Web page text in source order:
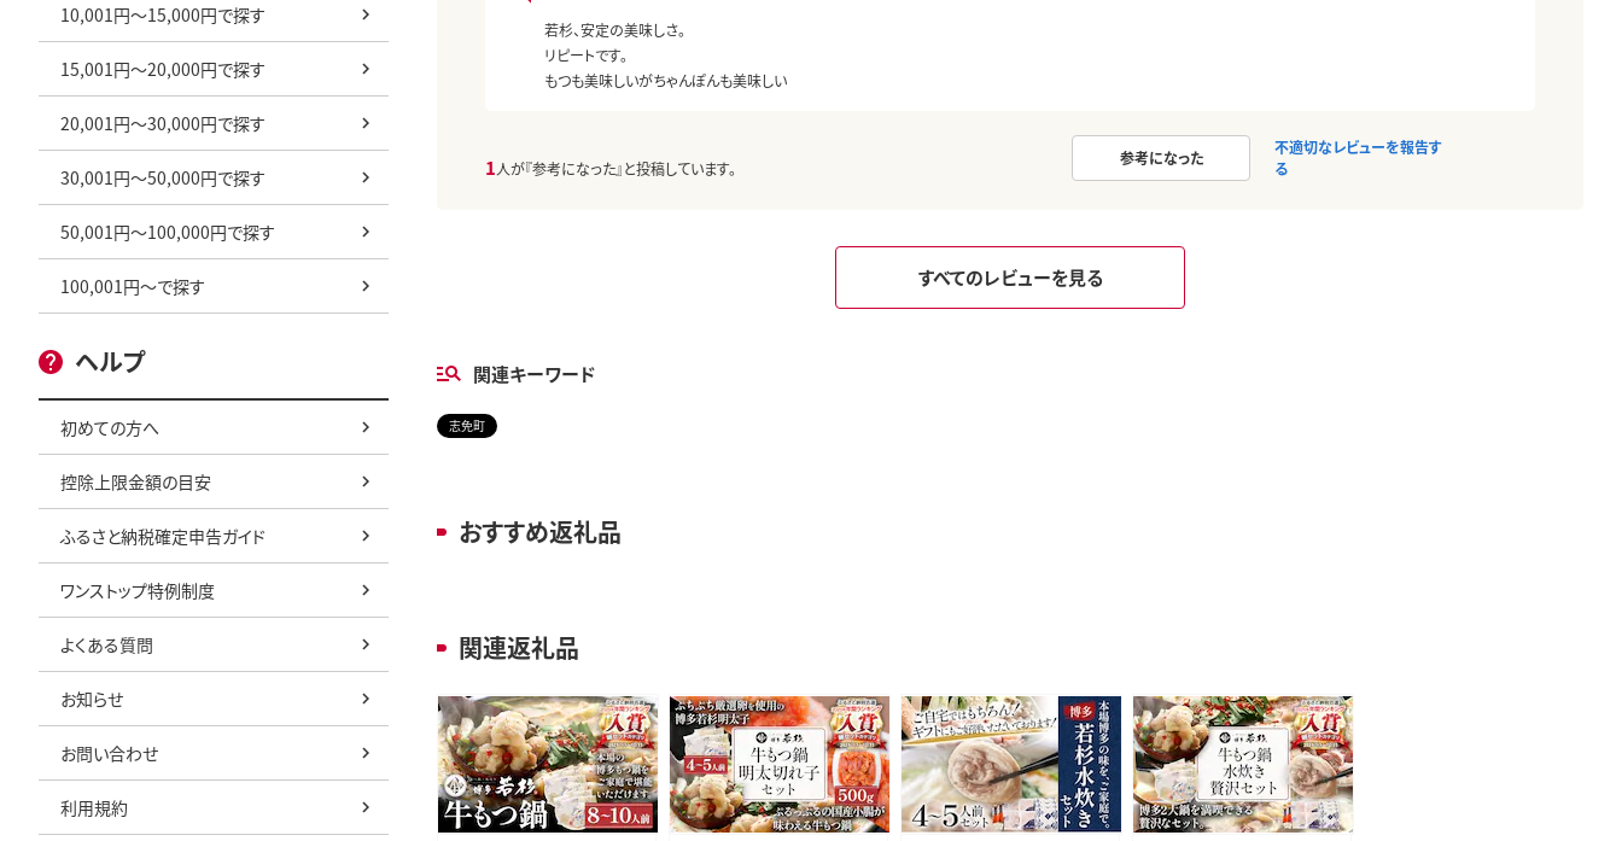
10,001円～15,000円で探す
15,001円～20,000円で探す
20,001円～30,000円で探す
30,001円～50,000円で探す
50,001円～100,000円で探す
100,001円～で探す
ヘルプ
初めての方へ
控除上限金額の目安
ふるさと納税確定申告ガイド
ワンストップ特例制度
よくある質問
お知らせ
お問い合わせ
利用規約
若杉、安定の美味しさ。
リピートです。
もつも美味しいがちゃんぽんも美味しい
1人が『参考になった』と投稿しています。
参考になった
不適切なレビューを報告す
る
すべてのレビューを見る
関連キーワード
志免町
おすすめ返礼品
関連返礼品